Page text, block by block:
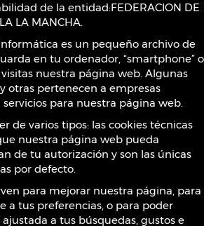
de la entidad:FEDERACION DE
LA MANCHA.
es un pequeño archivo de
en tu ordenador, “smartphone” o
nuestra página web. Algunas
otras pertenecen a empresas
para nuestra página web.
de varios tipos: las cookies técnicas
nuestra página web pueda
de tu autorización y son las únicas
por defecto.
para mejorar nuestra página, para
a tus preferencias, o para poder
a tus búsquedas, gustos e
de Cookies
prohibidas
Contacto